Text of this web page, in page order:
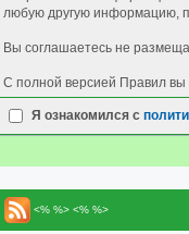
любую другую информацию,
Вы соглашаетесь не
С полной версией Правил вы
Я ознакомился с
<% %> <% %>